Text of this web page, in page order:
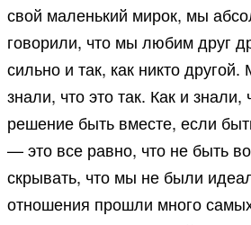
свой маленький мирок, мы
говорили, что мы любим друг
сильно и так, как никто
знали, что это так. Как и знали,
решение быть вместе, если
— это все равно, что не быть
скрывать, что мы не были
отношения прошли много